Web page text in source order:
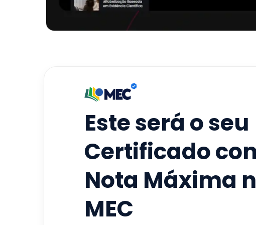
Este será o seu
Certificado
Nota Máxima
MEC